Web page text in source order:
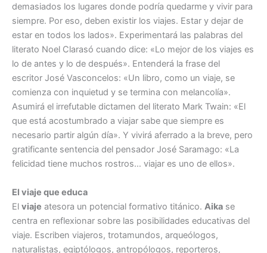
demasiados los lugares donde podría quedarme y vivir para
siempre. Por eso, deben existir los viajes. Estar y dejar de
estar en todos los lados». Experimentará las palabras del
literato Noel Clarasó cuando dice: «Lo mejor de los viajes es
lo de antes y lo de después». Entenderá la frase del
escritor José Vasconcelos: «Un libro, como un viaje, se
comienza con inquietud y se termina con melancolía».
Asumirá el irrefutable dictamen del literato Mark Twain: «El
que está acostumbrado a viajar sabe que siempre es
necesario partir algún día». Y vivirá aferrado a la breve, pero
gratificante sentencia del pensador José Saramago: «La
felicidad tiene muchos rostros… viajar es uno de ellos».
El viaje que educa
El viaje atesora un potencial formativo titánico. Aika se
centra en reflexionar sobre las posibilidades educativas del
viaje. Escriben viajeros, trotamundos, arqueólogos,
naturalistas, egiptólogos, antropólogos, reporteros,